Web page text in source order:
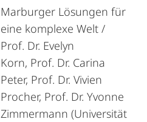
Marburger Lösungen für
eine komplexe Welt /
Prof. Dr. Evelyn
Korn, Prof. Dr. Carina
Peter, Prof. Dr. Vivien
Procher, Prof. Dr. Yvonne
Zimmermann (Universität